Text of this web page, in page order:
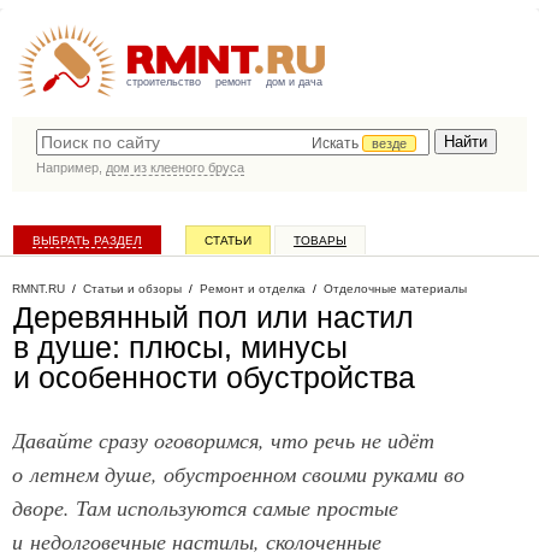
строительство ремонт дом и дача
Искать
везде
Например, дом из клееного бруса
ВЫБРАТЬ РАЗДЕЛ СТАТЬИ ТОВАРЫ
RMNT.RU / Статьи и обзоры / Ремонт и отделка / Отделочные материалы
Деревянный пол или настил
в душе: плюсы, минусы
и особенности обустройства
Давайте сразу оговоримся, что речь не идёт
о летнем душе, обустроенном своими руками во
дворе. Там используются самые простые
и недолговечные настилы, сколоченные